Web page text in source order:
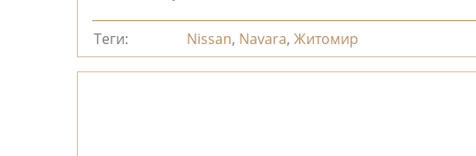
Теги: Nissan, Navara,Житомир